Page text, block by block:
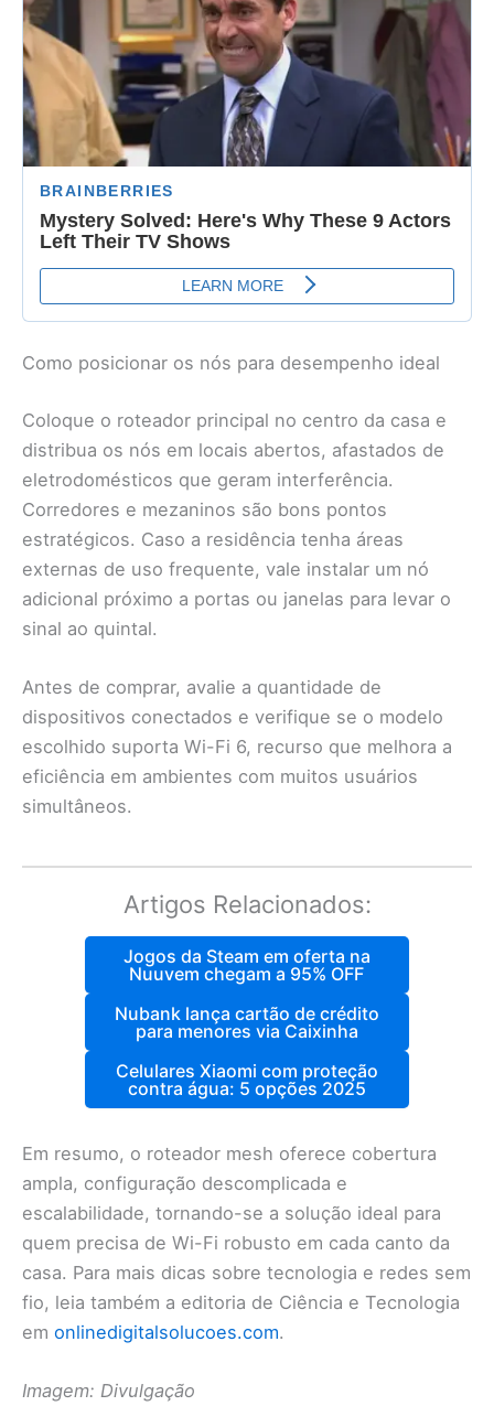
Como posicionar os nós para desempenho ideal
Coloque o roteador principal no centro da casa e
distribua os nós em locais abertos, afastados de
eletrodomésticos que geram interferência.
Corredores e mezaninos são bons pontos
estratégicos. Caso a residência tenha áreas
externas de uso frequente, vale instalar um nó
adicional próximo a portas ou janelas para levar o
sinal ao quintal.
Antes de comprar, avalie a quantidade de
dispositivos conectados e verifique se o modelo
escolhido suporta Wi-Fi 6, recurso que melhora a
eficiência em ambientes com muitos usuários
simultâneos.
Artigos Relacionados:
Jogos da Steam em oferta na
Nuuvem chegam a 95% OFF
Nubank lança cartão de crédito
para menores via Caixinha
Celulares Xiaomi com proteção
contra água: 5 opções 2025
Em resumo, o roteador mesh oferece cobertura
ampla, configuração descomplicada e
escalabilidade, tornando-se a solução ideal para
quem precisa de Wi-Fi robusto em cada canto da
casa. Para mais dicas sobre tecnologia e redes sem
fio, leia também a editoria de Ciência e Tecnologia
em onlinedigitalsolucoes.com.
Imagem: Divulgação